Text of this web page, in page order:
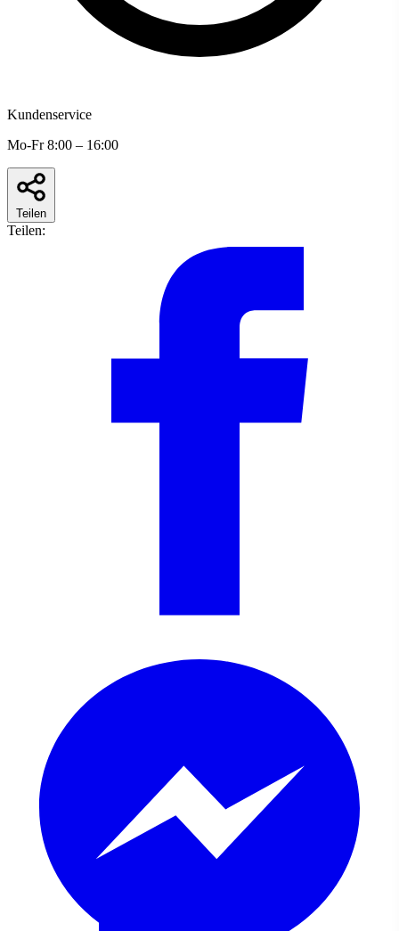
Kundenservice
Mo-Fr 8:00 – 16:00
Teilen
Teilen: